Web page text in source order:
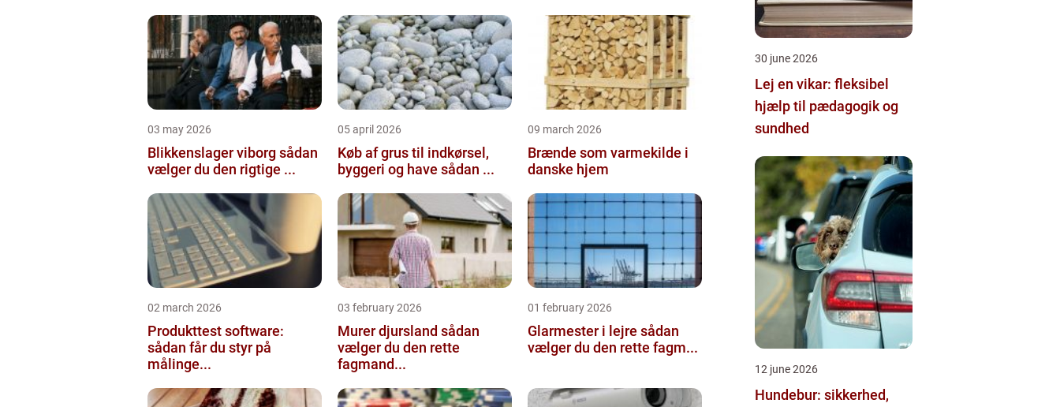
03 may 2026
Blikkenslager viborg sådan
vælger du den rigtige ...
05 april 2026
Køb af grus til indkørsel,
byggeri og have sådan ...
09 march 2026
Brænde som varmekilde i
danske hjem
02 march 2026
Produkttest software:
sådan får du styr på
målinge...
03 february 2026
Murer djursland sådan
vælger du den rette
fagmand...
01 february 2026
Glarmester i lejre sådan
vælger du den rette fagm...
30 june 2026
Lej en vikar: fleksibel
hjælp til pædagogik og
sundhed
12 june 2026
Hundebur: sikkerhed,